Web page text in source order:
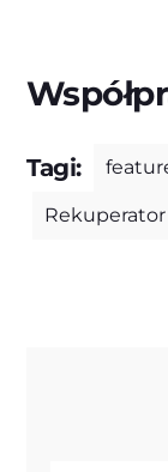
Tagi:
Rekuperator